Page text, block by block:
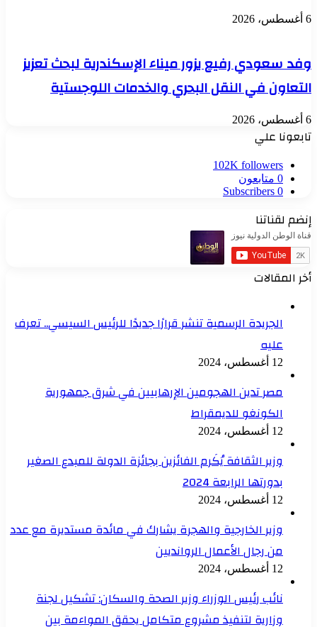
6 أغسطس، 2026
وفد سعودي رفيع يزور ميناء الإسكندرية لبحث تعزيز
التعاون في النقل البحري والخدمات اللوجستية
6 أغسطس، 2026
تابعونا علي
102K followers
0 متابعون
0
Subscribers
إنضم لقناتنا
أخر المقالات
الجريدة الرسمية تنشر قرارًا جديدًا للرئيس السيسي.. تعرف
عليه
12 أغسطس، 2024
مصر تدين الهجومين الإرهابيين في شرق جمهورية
الكونغو للديمقراط
12 أغسطس، 2024
وزير الثقافة يُكَرم الفائزين بجائزة الدولة للمبدع الصغير
بدورتها الرابعة 2024
12 أغسطس، 2024
وزير الخارجية والهجرة يشارك في مائدة مستديرة مع عدد
من رجال الأعمال الروانديين
12 أغسطس، 2024
نائب رئيس الوزراء وزير الصحة والسكان: تشكيل لجنة
وزارية لتنفيذ مشروع متكامل يحقق المواءمة بين